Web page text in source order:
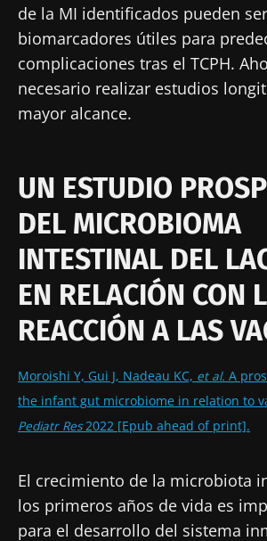
de la MI identificados pueden ser
biomarcadores útiles para
complicaciones tras el TCPH.
necesario realizar estudios
mayor alcance.
UN ESTUDIO
DEL MICROBIOMA
INTESTINAL DEL
EN RELACIÓN CON
REACCIÓN A LAS
Moroishi Y, Gui J, Nadeau KC, et al. A
the infant gut microbiome in relation to
Pediatr Res2022 [Epub ahead of print].
El crecimiento de la microbiota
los primeros años de vida es
para el desarrollo del sistema